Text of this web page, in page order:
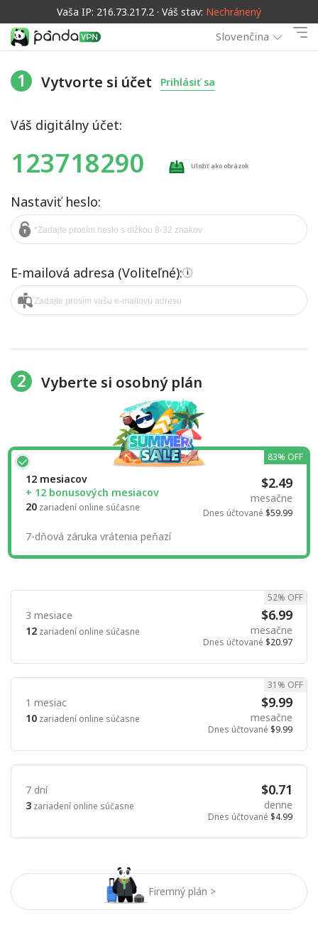
Vaša IP: 216.73.217.2 · Váš stav: Nechránený
Slovenčina
1 Vytvorte si účet Prihlásiť sa
Váš digitálny účet:
123718290 Uložiť ako obrázok
Nastaviť heslo:
E-mailová adresa (Voliteľné): i
2 Vyberte si osobný plán
Firemný plán >
12 mesiacov
+ 12 bonusových mesiacov
20 zariadení online súčasne
$2.49
mesačne
Dnes účtované $59.99
83% OFF
7-dňová záruka vrátenia peňazí
3 mesiace
12 zariadení online súčasne
$6.99
mesačne
Dnes účtované $20.97
52% OFF
1 mesiac
10 zariadení online súčasne
$9.99
mesačne
Dnes účtované $9.99
31% OFF
7 dní
3 zariadení online súčasne
$0.71
denne
Dnes účtované $4.99